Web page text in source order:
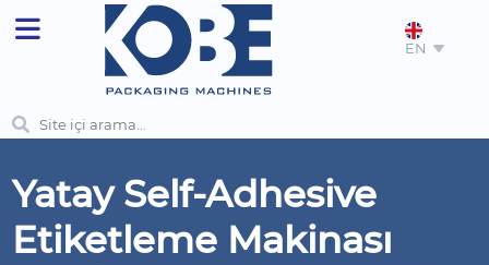
EN
Yatay Self-Adhesive
Etiketleme Makinası